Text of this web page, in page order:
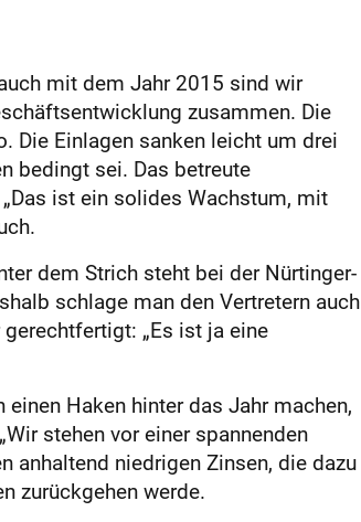
mit dem Jahr 2015 sind wir
zusammen. Die
Die Einlagen sanken leicht um drei
bedingt sei. Das betreute
ist ein solides Wachstum, mit
dem Strich steht bei der Nürtinger-
schlage man den Vertretern auch
„Es ist ja eine
Haken hinter das Jahr machen,
stehen vor einer spannenden
anhaltend niedrigen Zinsen, die dazu
zurückgehen werde.